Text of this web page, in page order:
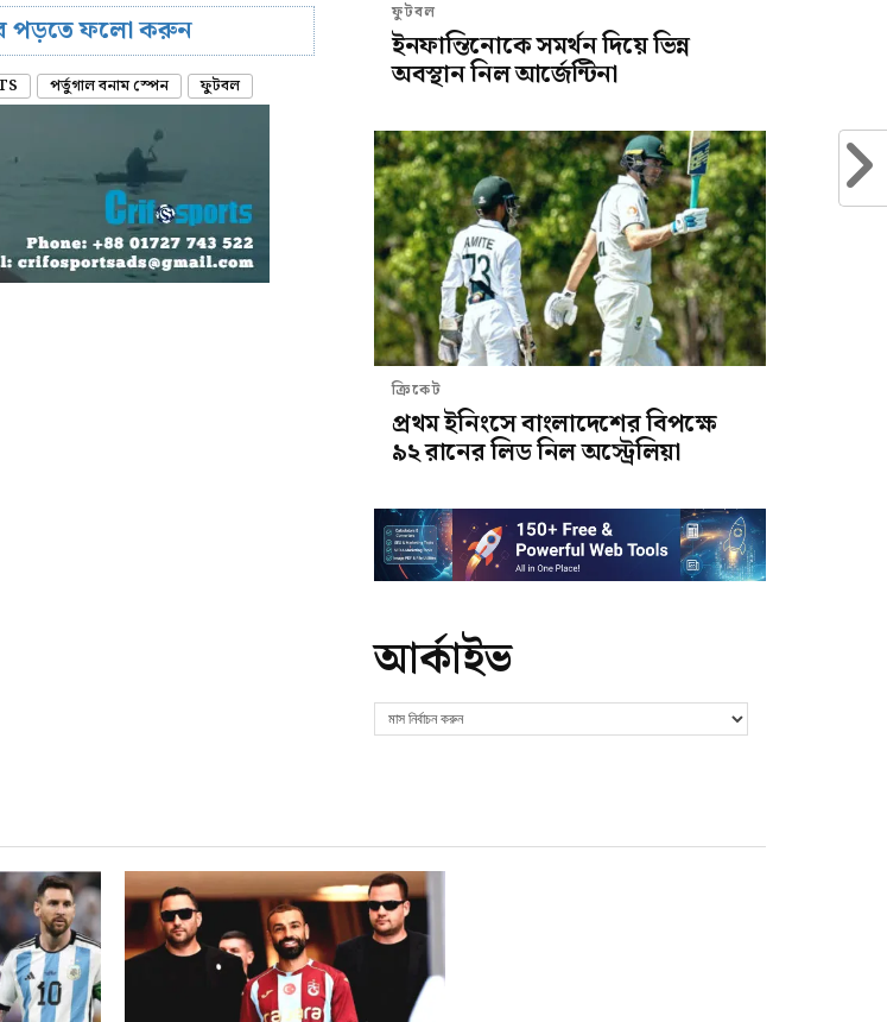
পড়তে ফলো করুন
পর্তুগাল বনাম স্পেন ফুটবল
ফুটবল
ইনফান্তিনোকে সমর্থন দিয়ে ভিন্ন
অবস্থান নিল আর্জেন্টিনা
ক্রিকেট
প্রথম ইনিংসে বাংলাদেশের বিপক্ষে
৯২ রানের লিড নিল অস্ট্রেলিয়া
আর্কাইভ